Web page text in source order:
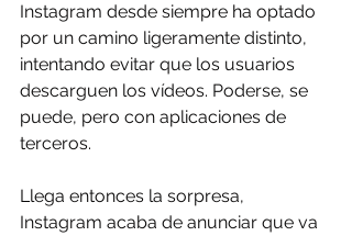
Instagram desde siempre ha optado
por un camino ligeramente distinto,
intentando evitar que los usuarios
descarguen los vídeos. Poderse, se
puede, pero con aplicaciones de
terceros.
Llega entonces la sorpresa,
Instagram acaba de anunciar que va